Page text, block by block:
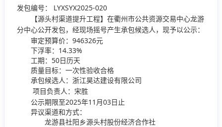
发包编号：
LYXSYX2025-020
【源头村渠道提升工程】在衢州市公共资源交易中心龙游
分中心公开发包，经现场摇号产生承包候选人，现予以公示：
审定预算价：946326元
下浮率：14.33%
工期：50日历天
质量目标：一次性验收合格
承包候选人：浙江昊达建设有限公司
项目负责人：宋胜
公示期限至2025年11月03日止
异议渠道和方式：
龙游县社阳乡源头村股份经济合作社